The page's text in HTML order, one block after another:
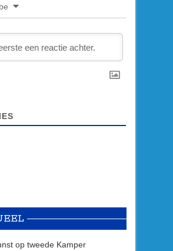
op tweede Kamper